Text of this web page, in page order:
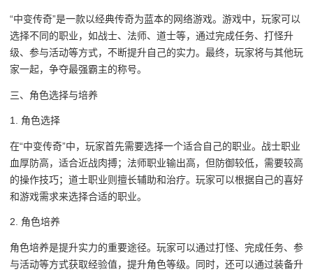
“中变传奇”是一款以经典传奇为蓝本的网络游戏。游戏中，玩家可以
选择不同的职业，如战士、法师、道士等，通过完成任务、打怪升
级、参与活动等方式，不断提升自己的实力。最终，玩家将与其他玩
家一起，争夺最强霸主的称号。
三、角色选择与培养
1. 角色选择
在“中变传奇”中，玩家首先需要选择一个适合自己的职业。战士职业
血厚防高，适合近战肉搏；法师职业输出高，但防御较低，需要较高
的操作技巧；道士职业则擅长辅助和治疗。玩家可以根据自己的喜好
和游戏需求来选择合适的职业。
2. 角色培养
角色培养是提升实力的重要途径。玩家可以通过打怪、完成任务、参
与活动等方式获取经验值，提升角色等级。同时，还可以通过装备升